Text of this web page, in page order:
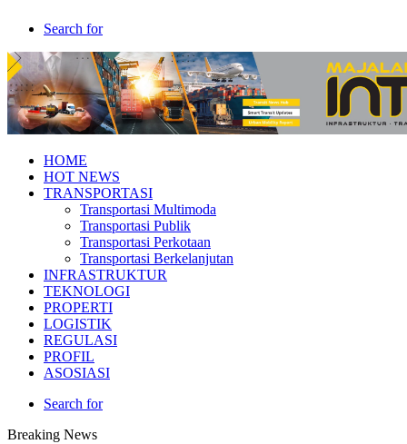
Search for
HOME
HOT NEWS
TRANSPORTASI
Transportasi Multimoda
Transportasi Publik
Transportasi Perkotaan
Transportasi Berkelanjutan
INFRASTRUKTUR
TEKNOLOGI
PROPERTI
LOGISTIK
REGULASI
PROFIL
ASOSIASI
Search for
Breaking News